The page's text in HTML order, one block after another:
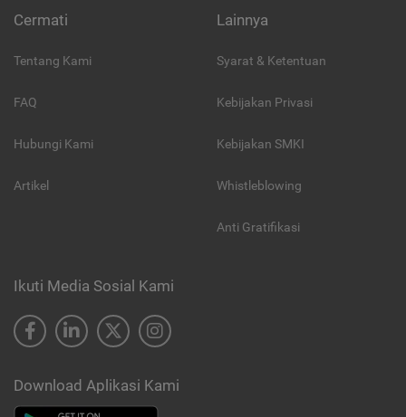
Cermati
Tentang Kami
FAQ
Hubungi Kami
Artikel
Lainnya
Syarat & Ketentuan
Kebijakan Privasi
Kebijakan SMKI
Whistleblowing
Anti Gratifikasi
Ikuti Media Sosial Kami
Download Aplikasi Kami